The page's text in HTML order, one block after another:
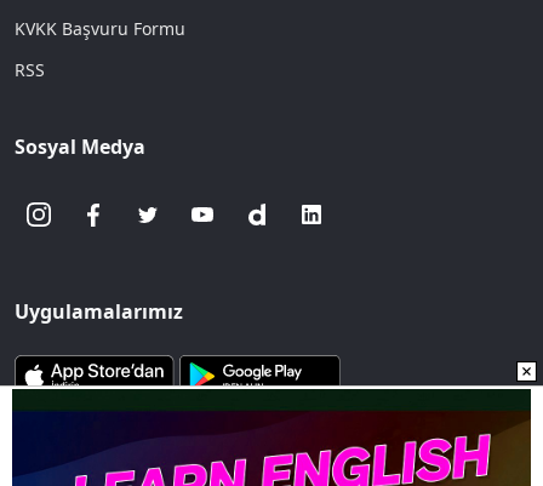
KVKK Başvuru Formu
RSS
Sosyal Medya
Uygulamalarımız
www.sozcu.com.tr internet sitesinde yayınlanan yazı, haber ve